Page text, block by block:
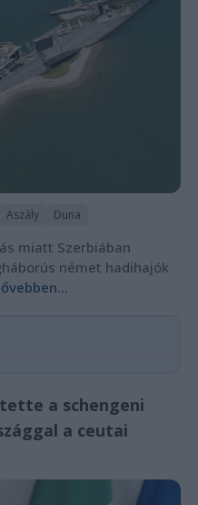
Aszály Duna
miatt Szerbiában
német hadihajók
a schengeni
a ceutai